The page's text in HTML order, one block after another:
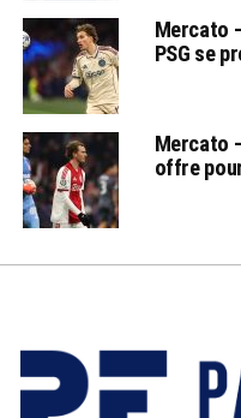
Mercato
PSG se
Mercato
offre